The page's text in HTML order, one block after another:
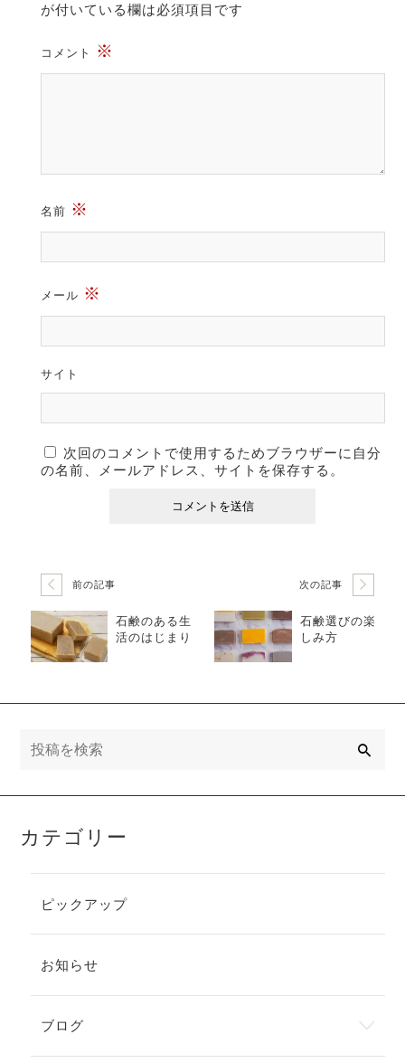
が付いている欄は必須項目です
コメント ※
名前 ※
メール ※
サイト
次回のコメントで使用するためブラウザーに自分
の名前、メールアドレス、サイトを保存する。
前の記事
石鹸のある生
活のはじまり
次の記事
石鹸選びの楽
しみ方
カテゴリー
ピックアップ
お知らせ
ブログ